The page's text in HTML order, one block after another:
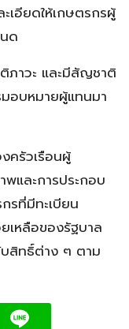
เอียดให้เกษตรกรผู้
ด
ภาวะ และมีสัญชาติ
อบหมายผู้แทนมา
ครัวเรือนผู้
และการประกอบ
รที่มีทะเบียน
เหลือของรัฐบาล
บสิทธิ์ต่าง ๆ ตาม